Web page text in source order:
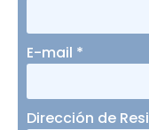
E-mail *
Dirección de